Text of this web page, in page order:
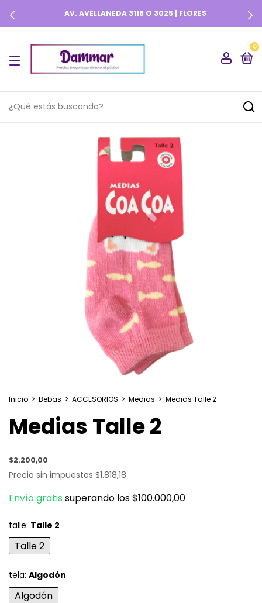
AV. AVELLANEDA 3118 O 3025 | FLORES
0
Inicio > Bebas > ACCESORIOS > Medias > Medias Talle 2
Medias Talle 2
$2.200,00
Precio sin impuestos $1.818,18
Envío gratis superando los$100.000,00
talle: Talle 2
Talle 2
tela: Algodón
Algodón